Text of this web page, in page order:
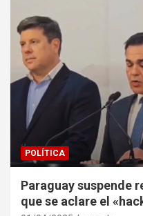
POLÍTICA
Paraguay suspende
que se aclare el